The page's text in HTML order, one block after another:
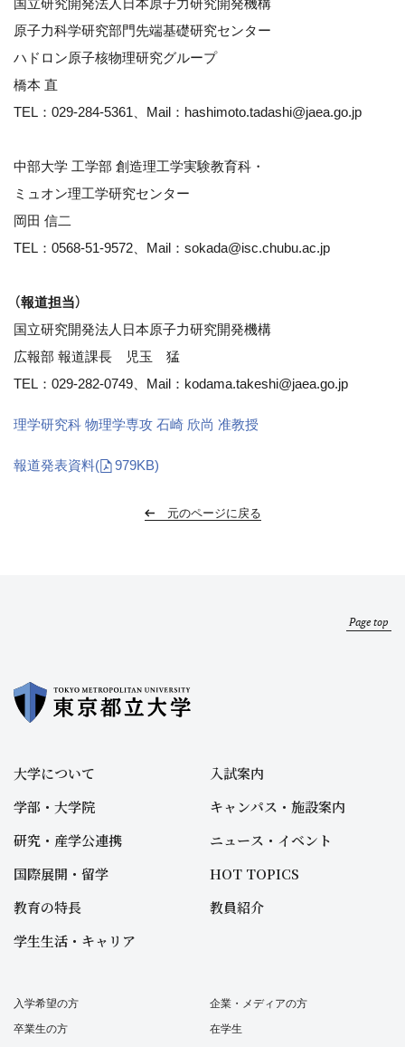
国立研究開発法人日本原子力研究開発機構
原子力科学研究部門先端基礎研究センター
ハドロン原子核物理研究グループ
橋本 直
TEL：029-284-5361、Mail：hashimoto.tadashi@jaea.go.jp
中部大学 工学部 創造理工学実験教育科・
ミュオン理工学研究センター
岡田 信二
TEL：0568-51-9572、Mail：sokada@isc.chubu.ac.jp
（報道担当）
国立研究開発法人日本原子力研究開発機構
広報部 報道課長 児玉 猛
TEL：029-282-0749、Mail：kodama.takeshi@jaea.go.jp
理学研究科 物理学専攻 石崎 欣尚 准教授
報道発表資料( 979KB)
元のページに戻る
Page top
大学について
学部・大学院
研究・産学公連携
国際展開・留学
教育の特長
学生生活・キャリア
入試案内
キャンパス・施設案内
ニュース・イベント
HOT TOPICS
教員紹介
入学希望の方
卒業生の方
企業・メディアの方
在学生